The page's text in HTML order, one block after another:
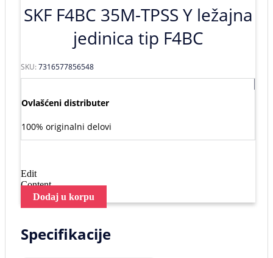
SKF F4BC 35M-TPSS Y ležajna
jedinica tip F4BC
SKU:7316577856548
Ovlašćeni distributer
100% originalni delovi
Edit
Content
Dodaj u korpu
Specifikacije